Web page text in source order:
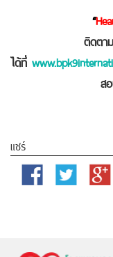
“
ติดตา
ได้ที่
ส
แชร์
Facebook Twitter
Google